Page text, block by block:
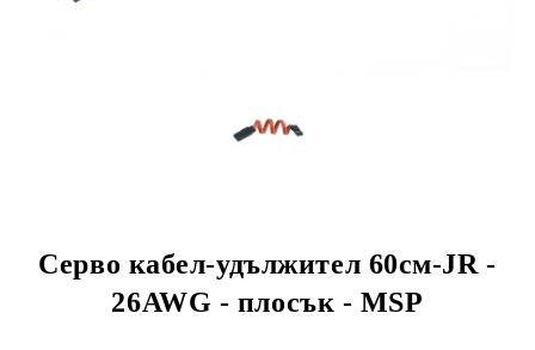
Серво кабел-удължител 60см-JR -
26AWG - плосък - MSP